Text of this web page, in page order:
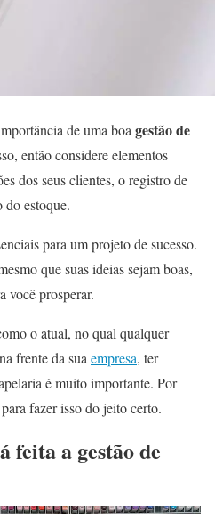
de uma boa gestão de
então considere elementos
dos seus clientes, o registro de
do estoque.
para um projeto de sucesso.
que suas ideias sejam boas,
você prosperar.
o atual, no qual qualquer
frente da sua empresa, ter
é muito importante. Por
fazer isso do jeito certo.
feita a gestão de